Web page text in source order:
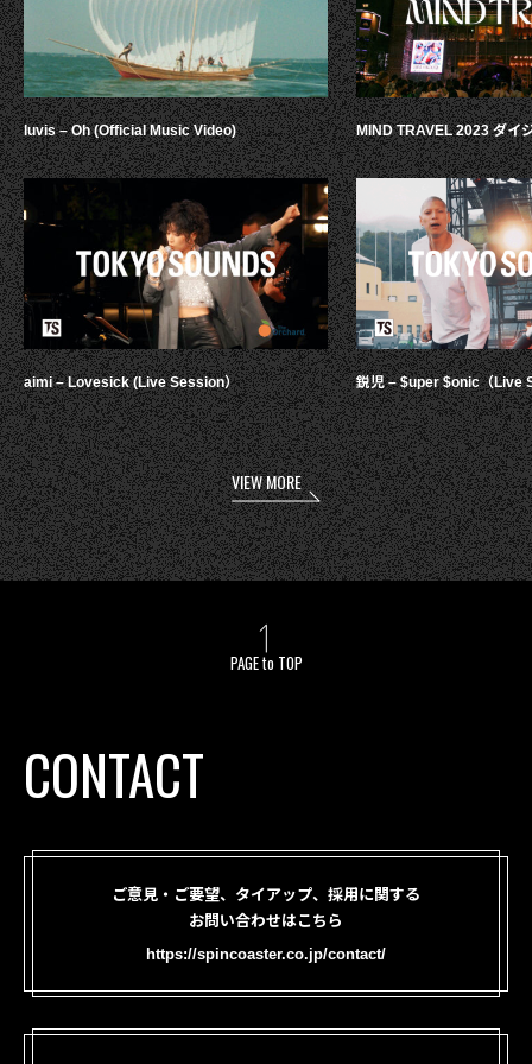
luvis – Oh (Official Music Video)
aimi – Lovesick (Live Session）
MIND TRAVEL 2023 ダイ
鋭児 – $uper $onic（Live
VIEW MORE
PAGE to TOP
CONTACT
ご意見・ご要望、タイアップ、採用に関する
お問い合わせはこちら
https://spincoaster.co.jp/contact/